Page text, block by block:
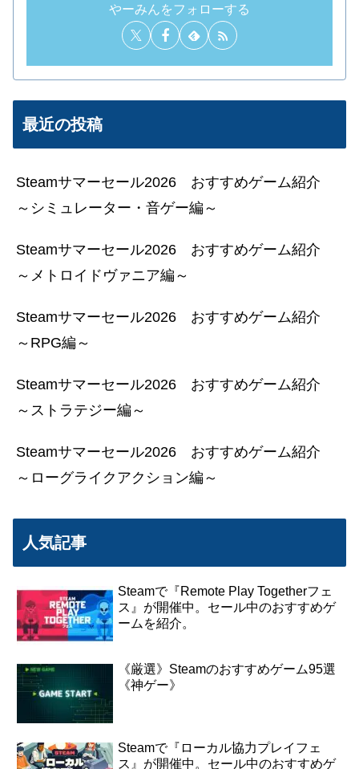
やーみんをフォローする
最近の投稿
Steamサマーセール2026 おすすめゲーム紹介
～シミュレーター・音ゲー編～
Steamサマーセール2026 おすすめゲーム紹介
～メトロイドヴァニア編～
Steamサマーセール2026 おすすめゲーム紹介
～RPG編～
Steamサマーセール2026 おすすめゲーム紹介
～ストラテジー編～
Steamサマーセール2026 おすすめゲーム紹介
～ローグライクアクション編～
人気記事
Steamで『Remote Play Togetherフェ
ス』が開催中。セール中のおすすめゲ
ームを紹介。
《厳選》Steamのおすすめゲーム95選
《神ゲー》
Steamで『ローカル協力プレイフェ
ス』が開催中。セール中のおすすめゲ